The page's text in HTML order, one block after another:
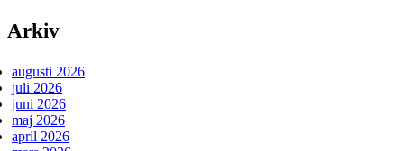
Arkiv
augusti 2026
juli 2026
juni 2026
maj 2026
april 2026